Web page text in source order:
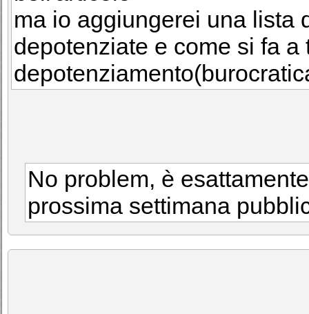
ma io aggiungerei una lista
depotenziate e come si fa a
No problem, è
prossima settimana